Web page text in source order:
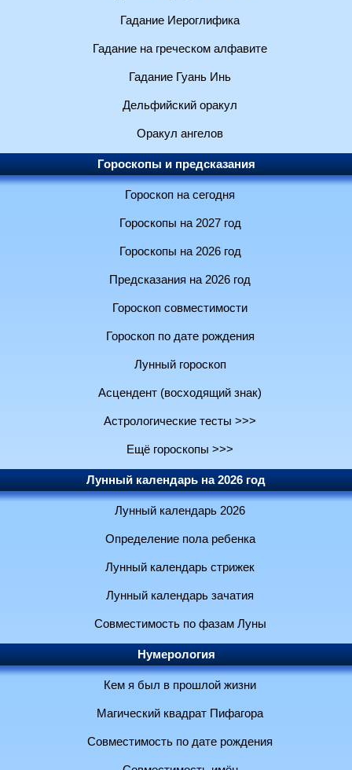
Гадание Иероглифика
Гадание на греческом алфавите
Гадание Гуань Инь
Дельфийский оракул
Оракул ангелов
Гороскопы и предсказания
Гороскоп на сегодня
Гороскопы на 2027 год
Гороскопы на 2026 год
Предсказания на 2026 год
Гороскоп совместимости
Гороскоп по дате рождения
Лунный гороскоп
Асцендент (восходящий знак)
Астрологические тесты >>>
Ещё гороскопы >>>
Лунный календарь на 2026 год
Лунный календарь 2026
Определение пола ребенка
Лунный календарь стрижек
Лунный календарь зачатия
Совместимость по фазам Луны
Нумерология
Кем я был в прошлой жизни
Магический квадрат Пифагора
Совместимость по дате рождения